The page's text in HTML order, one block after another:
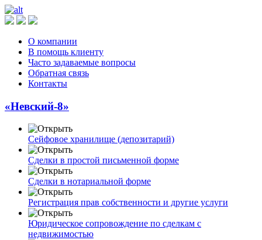
О компании
В помощь клиенту
Часто задаваемые вопросы
Обратная связь
Контакты
«Невский-8»
Сейфовое хранилище (депозитарий)
Сделки в простой письменной форме
Сделки в нотариальной форме
Регистрация прав собственности и другие услуги
Юридическое сопровождение по сделкам с
недвижимостью